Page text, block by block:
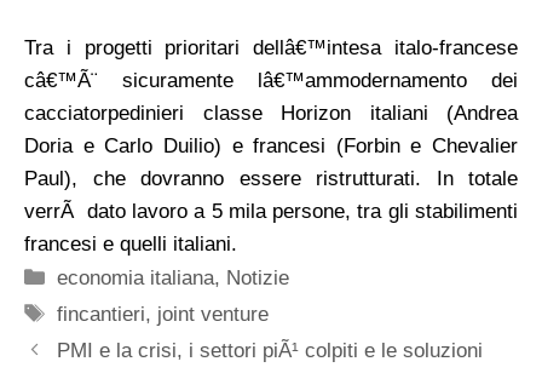
Tra i progetti prioritari dellâ€™intesa italo-francese
câ€™Ã¨ sicuramente lâ€™ammodernamento dei
cacciatorpedinieri classe Horizon italiani (Andrea
Doria e Carlo Duilio) e francesi (Forbin e Chevalier
Paul), che dovranno essere ristrutturati. In totale
verrÃ dato lavoro a 5 mila persone, tra gli stabilimenti
francesi e quelli italiani.
Categorie
economia italiana, Notizie
Tag
fincantieri, joint venture
PMI e la crisi, i settori piÃ¹ colpiti e le soluzioni